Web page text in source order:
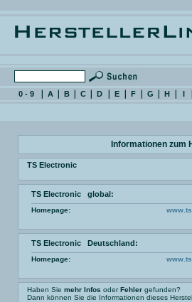
0 - 9 A B C D E F G H I
Informationen zum
TS Electronic
TS Electronic global:
Homepage:
TS Electronic Deutschland:
Homepage:
Haben Sie mehr Infos oderFehler gefunden?
Dann können Sie die Informationen dieses